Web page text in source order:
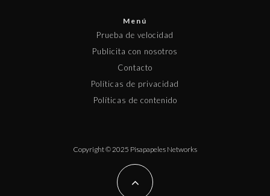
Menú
Prueba de velocidad
Publicita con nosotros
Contacto
Políticas de privacidad
Políticas de contenido
Copyright © 2025 Pisapapeles Networks